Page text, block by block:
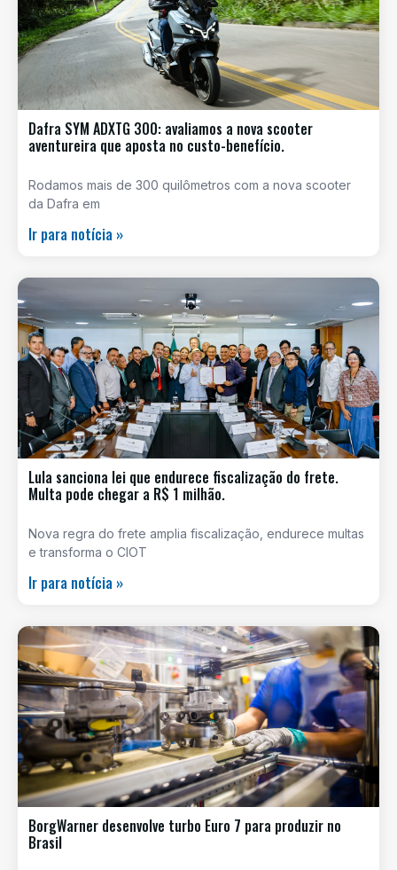
Dafra SYM ADXTG 300: avaliamos a nova scooter
aventureira que aposta no custo-benefício.
Rodamos mais de 300 quilômetros com a nova scooter
da Dafra em
Ir para notícia »
Lula sanciona lei que endurece fiscalização do frete.
Multa pode chegar a R$ 1 milhão.
Nova regra do frete amplia fiscalização, endurece multas
e transforma o CIOT
Ir para notícia »
BorgWarner desenvolve turbo Euro 7 para produzir no
Brasil